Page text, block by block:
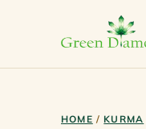
HOME / KURMA